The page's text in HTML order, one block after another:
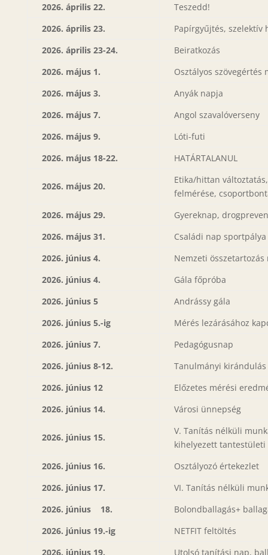
2026. április 22.
Teszedd!
2026. április 23.
Papírgyűjtés, szelektív
2026. április 23-24.
Beiratkozás
2026. május 1.
Osztályos szövegértés
2026. május 3.
Anyák napja
2026. május 7.
Angol szavalóverseny
2026. május 9.
Lóti-futi
2026. május 18-22.
HATÁRTALANUL
2026. május 20.
Etika/hittan
felmérése,
2026. május 29.
Gyereknap,
2026. május 31.
Családi nap sportpálya
2026. június 4.
Nemzeti összetartozás
2026. június 4.
Gála főpróba
2026. június 5
Andrássy gála
2026. június 5.-ig
Mérés lezárásához
2026. június 7.
Pedagógusnap
2026. június 8-12.
Tanulmányi kirándulás
2026. június 12
Előzetes mérési
2026. június 14.
Városi ünnepség
2026. június 15.
V. Tanítás nélküli
kihelyezett tantestületi
2026. június 16.
Osztályozó értekezlet
2026. június 17.
VI. Tanítás nélküli
2026. június 18.
Bolondballagás+
2026. június 19.-ig
NETFIT feltöltés
2026. június 19.
Utolsó tanítási nap,